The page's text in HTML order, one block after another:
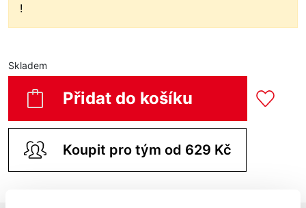
!
Skladem
Přidat do košíku
Koupit pro tým od 629 Kč